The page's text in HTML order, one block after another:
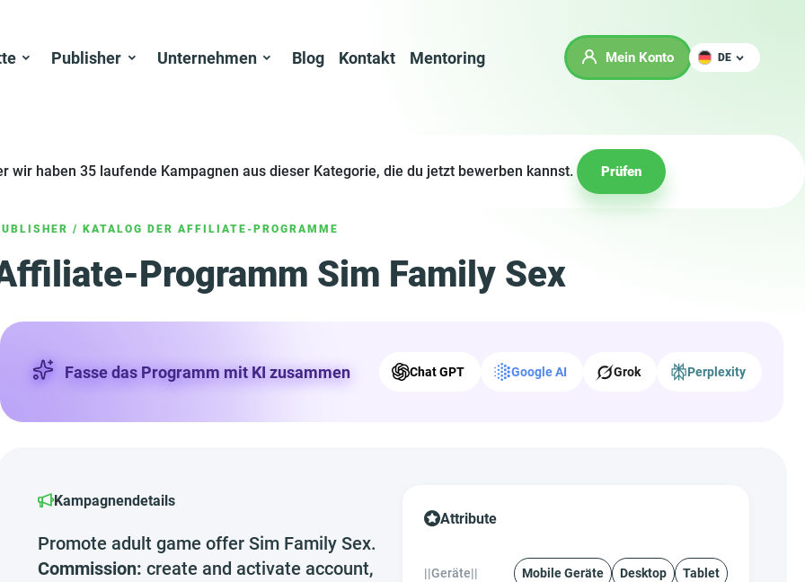
Publisher Unternehmen Blog Kontakt Mentoring Mein Konto DE
wir haben 35 laufende Kampagnen aus dieser Kategorie, die du jetzt bewerben kannst. Prüfen
/ KATALOG DER AFFILIATE-PROGRAMME
Programm Sim Family Sex
Fasse das Programm mit KI zusammen Chat GPT Google AI Grok Perplexity
Kampagnendetails
Promote adult game offer Sim Family Sex.
Commission: create and activate account,
Attribute
||Geräte|| Mobile Geräte Desktop Tablet